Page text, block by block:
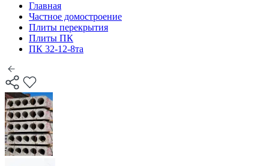
Главная
Частное домостроение
Плиты перекрытия
Плиты ПК
ПК 32-12-8та